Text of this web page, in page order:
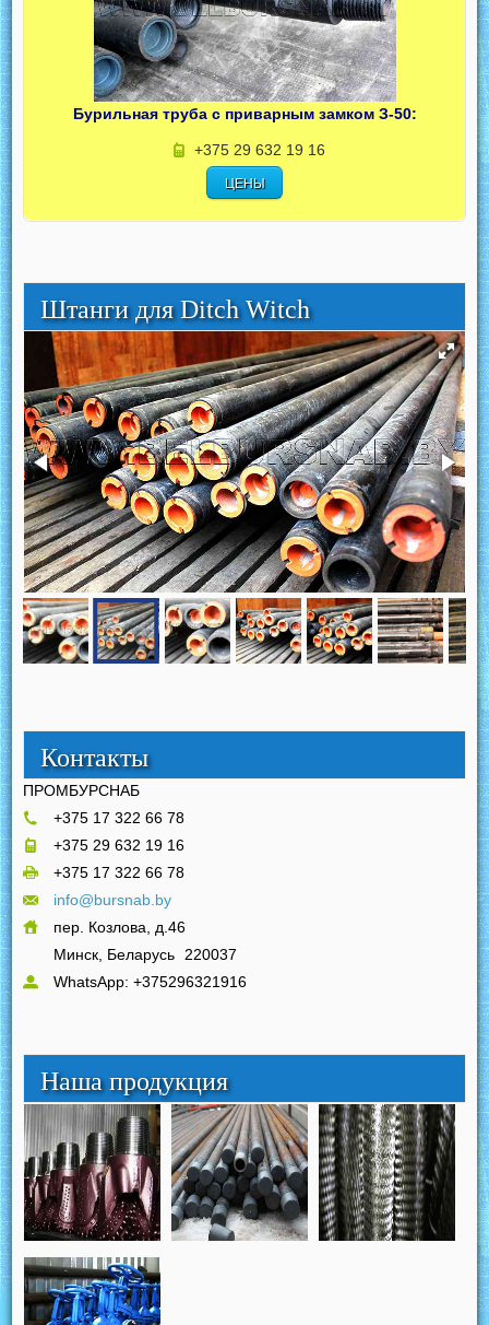
Бурильная труба с приварным замком З-50:
+375 29 632 19 16
ЦЕНЫ
Штанги для Ditch Witch
Контакты
ПРОМБУРСНАБ
+375 17 322 66 78
+375 29 632 19 16
+375 17 322 66 78
info@bursnab.by
пер. Козлова, д.46
Минск, Беларусь 220037
WhatsApp: +375296321916
Наша продукция